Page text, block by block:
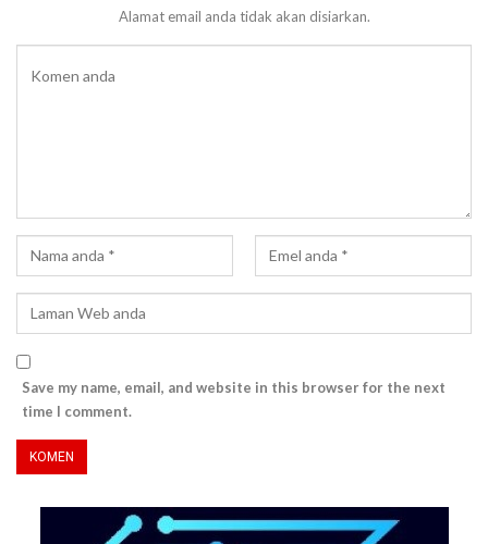
Alamat email anda tidak akan disiarkan.
Save my name, email, and website in this browser for the next
time I comment.